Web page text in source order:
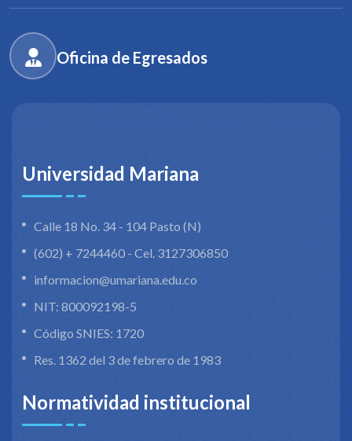
Oficina de Egresados
Universidad Mariana
Calle 18 No. 34 - 104 Pasto (N)
(602) + 7244460 - Cel. 3127306850
informacion@umariana.edu.co
NIT: 800092198-5
Código SNIES: 1720
Res. 1362 del 3 de febrero de 1983
Normatividad institucional